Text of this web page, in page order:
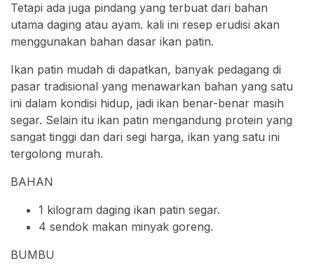
Tetapi ada juga pindang yang terbuat dari bahan
utama daging atau ayam. kali ini resep erudisi akan
menggunakan bahan dasar ikan patin.
Ikan patin mudah di dapatkan, banyak pedagang di
pasar tradisional yang menawarkan bahan yang satu
ini dalam kondisi hidup, jadi ikan benar-benar masih
segar. Selain itu ikan patin mengandung protein yang
sangat tinggi dan dari segi harga, ikan yang satu ini
tergolong murah.
BAHAN
1 kilogram daging ikan patin segar.
4 sendok makan minyak goreng.
BUMBU